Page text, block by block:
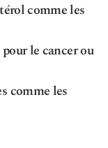
comme les
le cancer ou
comme les